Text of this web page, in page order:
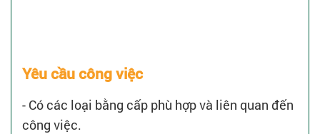
Yêu cầu công việc
- Có các loại bằng cấp phù hợp và liên quan đến
công việc.